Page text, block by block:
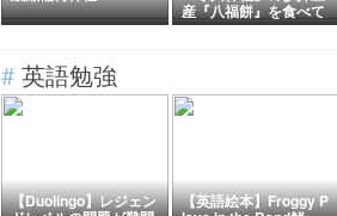
産『八福餅』を食べて
末広がりを願う。
# 英語勉強
【Duolingo】レジェン 【英語絵本】Froggy P